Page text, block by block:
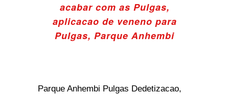
acabar com as Pulgas,
aplicacao de veneno para
Pulgas, Parque Anhembi
Parque Anhembi Pulgas Dedetizacao,